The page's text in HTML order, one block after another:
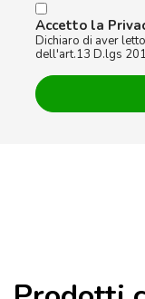
Accetto la
Dichiaro di aver
dell'art.13 D.lgs